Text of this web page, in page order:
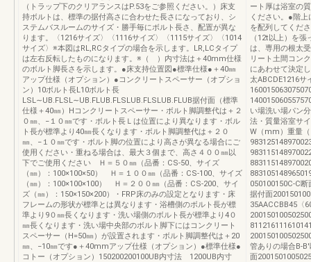
（トラップ下のクリアランスはP.53をご参照ください。）床支
持ボルトは、標準の据付高さに合わせた長さになっており、シ
ステムバスルームのサイズ・勝手毎にボルト長さ、配置が異な
ります。〈1216サイズ〉〈1116サイズ〉〈1115サイズ〉〈1014
サイズ〉※本図はRL,RCタイプの場合を示します。LR,LCタイプ
は左右反転したものになります。※（ ）内寸法は＋40mm仕様
のボルト脚長さを示します。●床支持位置図●標準仕様●＋40㎜
アップ仕様（オプション）●コンクリートスペーサー（オプショ
ン）10ボルト長L10ボルト長
LSL∼UB.FLSL∼UB.FLUB.FLSLUB.FLSLUB.FLUB据付面（標準
仕様＋40㎜）Hコンクリートスペーサー・ボルト脚調整代は＋２
０㎜、−１０㎜です・ボルト長Ｌは位置により異なります・ボル
ト長が標準より40㎜長くなります・ボルト脚調整代は＋２０
㎜、−１０㎜です・ボルト脚の位置により高さが異なる場合にご
使用ください・重ねる場合は、最大３個まで、高さ４００㎜以
下でご使用ください Ｈ＝５０㎜（品番：CS-50、サイズ
（㎜）：100×100×50） Ｈ＝１００㎜（品番：CS-100、サイズ
（㎜）：100×100×100） Ｈ＝２００㎜（品番：CS-200、サイ
ズ（㎜）：150×150×200）・FRP床のみの設定となります・床
フレームの形状が標準とは異なります・浴槽側のボルト長が標
準より9０㎜長くなります・洗い場側のボルト長が標準より4０
㎜長くなります・洗い場中央部のボルト脚下にはコンクリート
スペーサー（H=50㎜）が設置されます・ボルト脚調整代は＋20
㎜、−10㎜です●＋40mmアップ仕様（オプション）●標準仕様●
コトー（オプション）150200200100UB内寸法 1200UB内寸
ート厚は浴室の
ください。●階
を配列してくだ
（12t以上）を
は、専用の根太
リート土間コン
にあわせて決定
太ABCDE1216サ
い場洗い場パン
法・質量浴室サ
W（mm）重量
050100150C-C
据付面
35AACCBB45〈
管ありの場合B-
面